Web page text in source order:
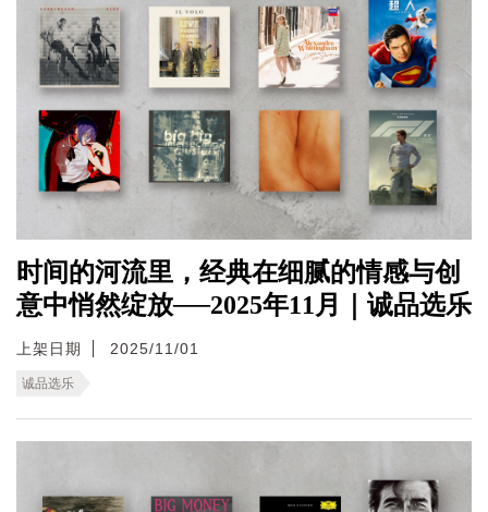
时间的河流里，经典在细腻的情感与创
意中悄然绽放──2025年11月｜诚品选乐
上架日期 2025/11/01
诚品选乐